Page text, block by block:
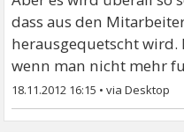
dass aus den
herausgequetscht wird.
wenn man nicht mehr
18.11.2012 16:15 •